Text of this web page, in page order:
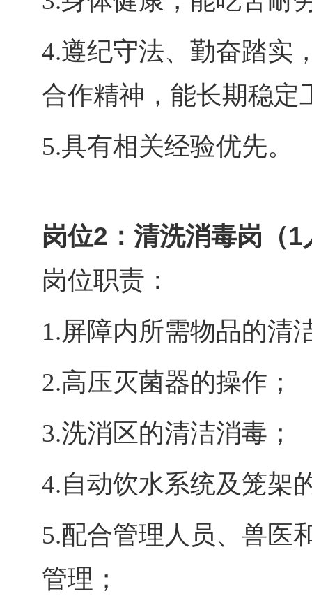
4.遵纪守法、勤奋踏实
合作精神，能长期稳定
5.具有相关经验优先。
岗位2：清洗消毒岗 （
岗位职责：
1.屏障内所需物品的清
2.高压灭菌器的操作；
3.洗消区的清洁消毒；
4.自动饮水系统及笼架
5.配合管理人员、兽医
管理；